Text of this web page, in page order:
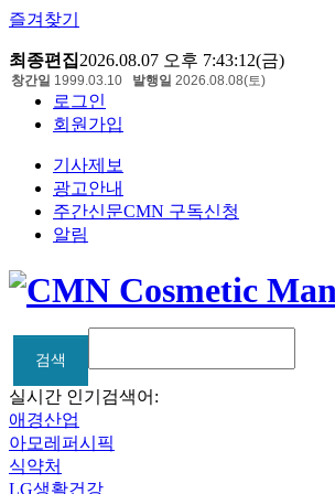
즐겨찾기
최종편집2026.08.07 오후 7:43:12(금)
로그인
회원가입
기사제보
광고안내
주간신문CMN 구독신청
알림
창간일 1999.03.10 발행일 2026.08.08(토)
검색
검색
실시간 인기검색어:
애경산업
아모레퍼시픽
식약처
LG생활건강